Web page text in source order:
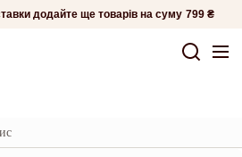
додайте ще товарів на суму 799 ₴